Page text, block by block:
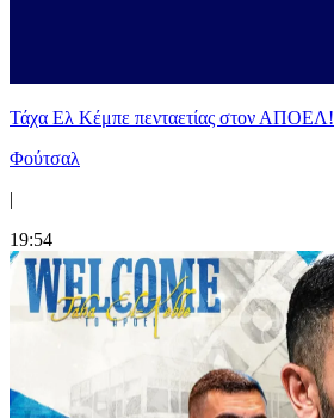
Τάχα Ελ Κέμπε πενταετίας στον ΑΠΟΕΛ!
Φούτσαλ
|
19:54